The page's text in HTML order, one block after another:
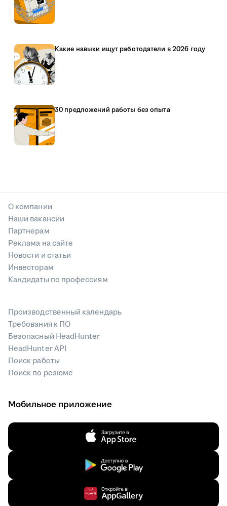
Какие навыки ищут работодатели в 2026 году
30 предложений работы без опыта
О компании
Наши вакансии
Партнерам
Реклама на сайте
Новости и статьи
Инвесторам
Кандидаты по профессиям
Производственный календарь
Требования к ПО
Безопасный HeadHunter
HeadHunter API
Поиск работы
Поиск по резюме
Мобильное приложение